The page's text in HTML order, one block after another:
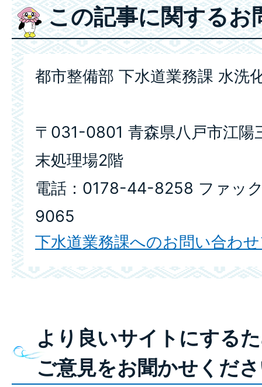
この記事に関するお
都市整備部 下水道業務課 水洗
〒031-0801 青森県八戸市江陽
末処理場2階
電話：0178-44-8258 ファッ
9065
下水道業務課へのお問い合わ
より良いサイトにする
ご意見をお聞かせくだ